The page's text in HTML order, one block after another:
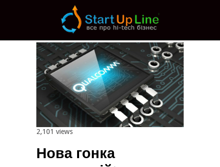
Main menu
Post navigation
2,101 views
Нова гонка